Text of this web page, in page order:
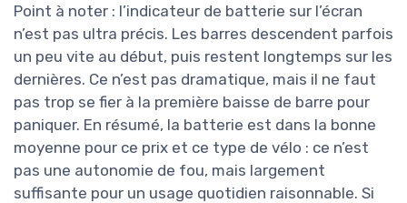
Point à noter : l’indicateur de batterie sur l’écran
n’est pas ultra précis. Les barres descendent parfois
un peu vite au début, puis restent longtemps sur les
dernières. Ce n’est pas dramatique, mais il ne faut
pas trop se fier à la première baisse de barre pour
paniquer. En résumé, la batterie est dans la bonne
moyenne pour ce prix et ce type de vélo : ce n’est
pas une autonomie de fou, mais largement
suffisante pour un usage quotidien raisonnable. Si